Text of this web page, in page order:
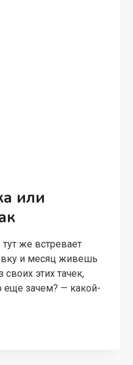
или
же встревает
и месяц живешь
этих тачек,
еще зачем? — какой-